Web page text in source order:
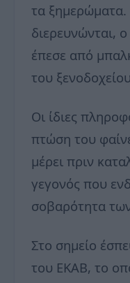
τα
διερευνώνται,
έπεσε από
του
Οι ίδιες
πτώση του
μέρει πριν
γεγονός που
σοβαρότητα
Στο σημείο
του ΕΚΑΒ, το